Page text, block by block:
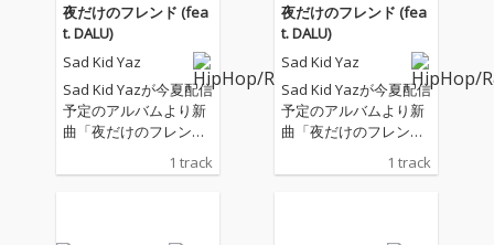
夜だけのフレンド (fea
t. DALU)
Sad Kid Yaz
Sad Kid Yazが今夏配信
予定のアルバムより新
曲「夜だけのフレンド
(feat. DALU)」を先行リ
リースする。 客演には
1 track
夜だけのフレンド (fea
t. DALU)
Sad Kid Yaz
Sad Kid Yazが今夏配信
予定のアルバムより新
曲「夜だけのフレンド
(feat. DALU)」を先行リ
リースする。 客演には
1 track